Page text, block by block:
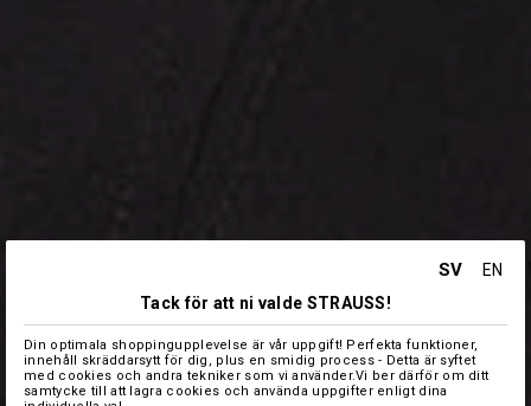
SV
EN
Tack för att ni valde STRAUSS!
Din optimala shoppingupplevelse är vår uppgift! Perfekta funktioner,
innehåll skräddarsytt för dig, plus en smidig process - Detta är syftet
med cookies och andra tekniker som vi använder.Vi ber därför om ditt
samtycke till att lagra cookies och använda uppgifter enligt dina